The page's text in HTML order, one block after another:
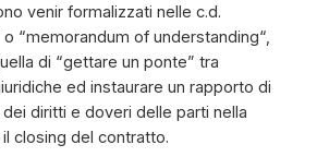
venir formalizzati nelle c.d.
o “memorandum of understanding“,
di “gettare un ponte” tra
ed instaurare un rapporto di
diritti e doveri delle parti nella
closing del contratto.